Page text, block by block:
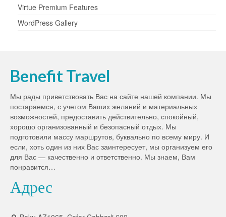
Virtue Premium Features
WordPress Gallery
Benefit Travel
Мы рады приветствовать Вас на сайте нашей компании. Мы
постараемся, с учетом Ваших желаний и материальных
возможностей, предоставить действительно, спокойный,
хорошо организованный и безопасный отдых. Мы
подготовили массу маршрутов, буквально по всему миру. И
если, хоть один из них Вас заинтересует, мы организуем его
для Вас — качественно и ответственно. Мы знаем, Вам
понравится…
Адрес